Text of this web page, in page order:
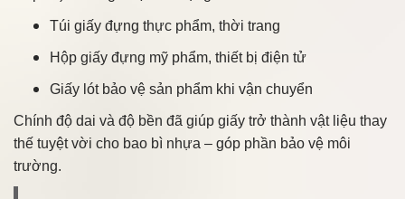
Túi giấy đựng thực phẩm, thời trang
Hộp giấy đựng mỹ phẩm, thiết bị điện tử
Giấy lót bảo vệ sản phẩm khi vận chuyển
Chính độ dai và độ bền đã giúp giấy trở thành vật liệu thay
thế tuyệt vời cho bao bì nhựa – góp phần bảo vệ môi
trường.